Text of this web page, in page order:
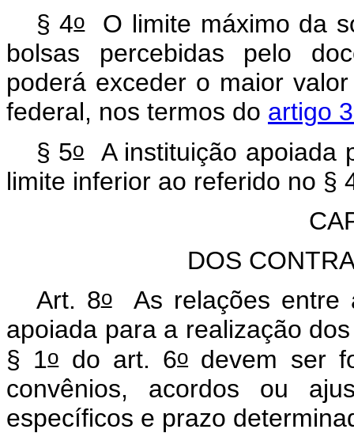
§ 4oO limite máximo da
bolsas percebidas pelo
poderá exceder o maior
federal, nos termos do artigo
§ 5oA instituição apoiada
limite inferior ao referido no §
DOS
Art. 8oAs relações entre
apoiada para a realização
§ 1odo art. 6odevem ser
convênios, acordos ou
específicos e prazo